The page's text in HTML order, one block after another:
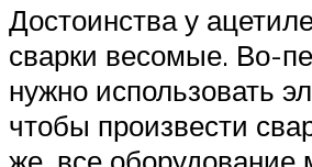
Достоинства у
сварки весомые. Во-
нужно использовать
чтобы произвести